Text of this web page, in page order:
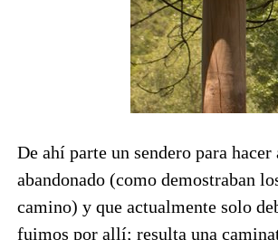
De ahí parte un sendero para
abandonado (como demostraban
camino) y que actualmente solo
fuimos por allí; resulta una